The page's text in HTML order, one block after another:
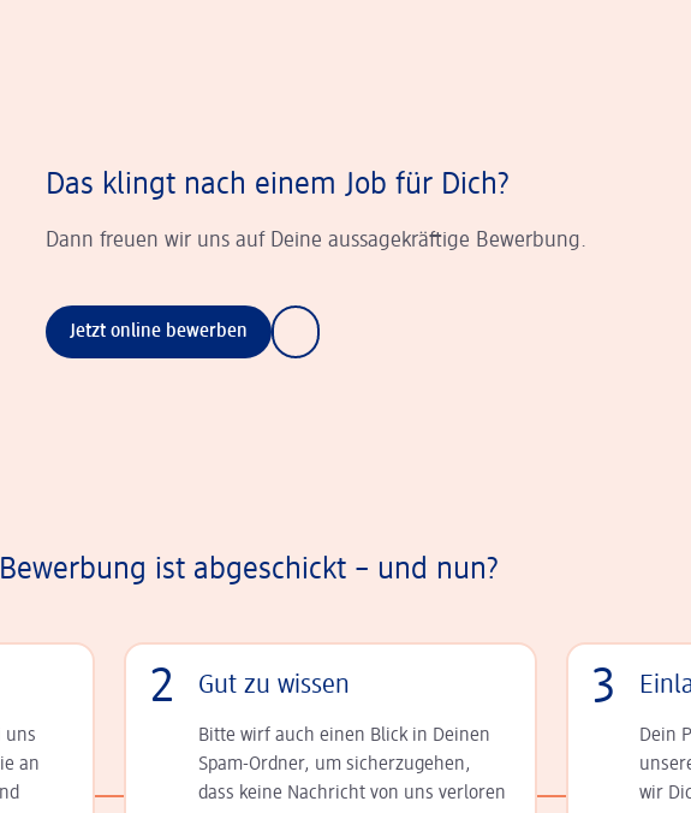
Das klingt nach einem Job für Dich?
Dann freuen wir uns auf Deine aussagekräftige Bewerbung.
Jetzt online bewerben
ist abgeschickt – und nun?
uns
an
2 Gut zu wissen
Bitte wirf auch einen Blick in Deinen
Spam-Ordner, um sicherzugehen,
dass keine Nachricht von uns verloren
3
Dein
wir